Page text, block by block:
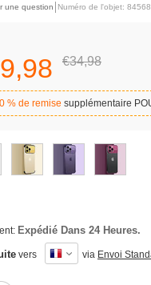
une question Numéro de l'objet:
98 €34,98
% de remise supplémentaire
Expédié Dans 24 Heures.
vers via Envoi